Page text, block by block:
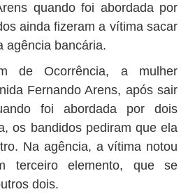
quando foi abordada por
ainda fizeram a vítima sacar
agência bancária.
de Ocorrência, a mulher
Fernando Arens, após sair
foi abordada por dois
os bandidos pediram que ela
Na agência, a vítima notou
terceiro elemento, que se
dois.